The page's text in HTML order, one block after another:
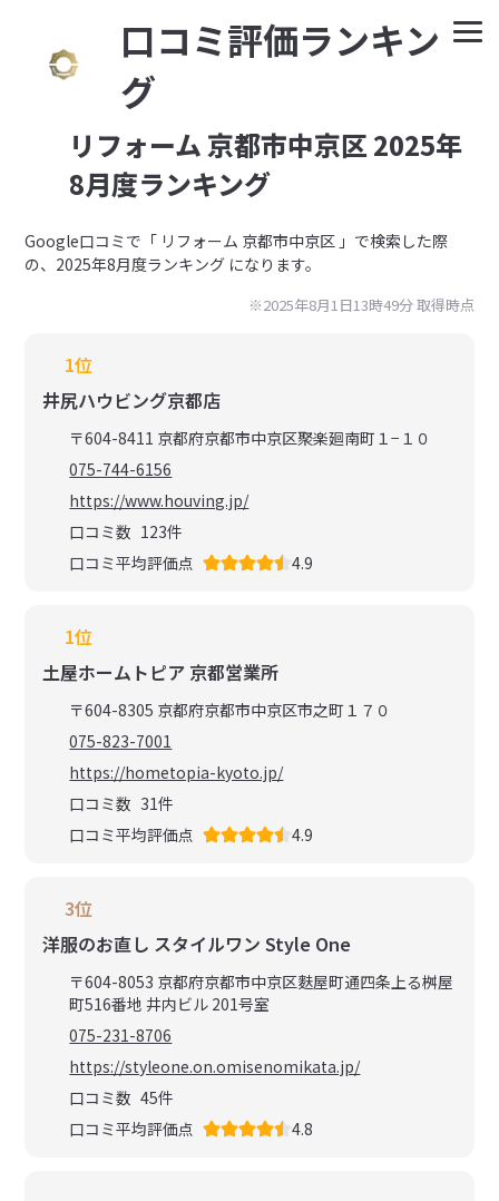
⼝コミ評価ランキン
グ
リフォーム 京都市中京区 2025年
8月度ランキング
Google⼝コミで「 リフォーム 京都市中京区 」で検索した際
の、2025年8月度ランキング になります。
※2025年8月1日13時49分 取得時点
1位
井尻ハウビング京都店
〒604-8411 京都府京都市中京区聚楽廻南町１−１０
075-744-6156
https://www.houving.jp/
口コミ数 123件
口コミ平均評価点
4.9
1位
土屋ホームトピア 京都営業所
〒604-8305 京都府京都市中京区市之町１７０
075-823-7001
https://hometopia-kyoto.jp/
口コミ数 31件
口コミ平均評価点
4.9
3位
洋服のお直し スタイルワン Style One
〒604-8053 京都府京都市中京区麩屋町通四条上る桝屋
町516番地 井内ビル 201号室
075-231-8706
https://styleone.on.omisenomikata.jp/
口コミ数 45件
口コミ平均評価点
4.8